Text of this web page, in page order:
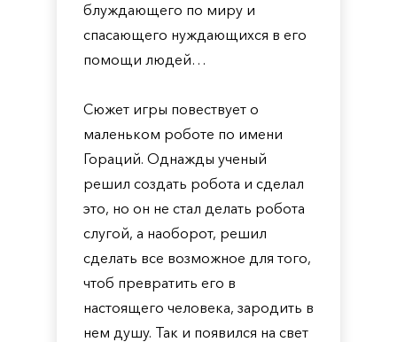
блуждающего по миру и
спасающего нуждающихся в его
помощи людей…
Сюжет игры повествует о
маленьком роботе по имени
Гораций. Однажды ученый
решил создать робота и сделал
это, но он не стал делать робота
слугой, а наоборот, решил
сделать все возможное для того,
чтоб превратить его в
настоящего человека, зародить в
нем душу. Так и появился на свет